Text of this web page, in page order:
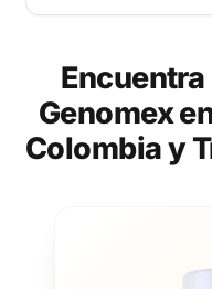
Genomex
Colombia y